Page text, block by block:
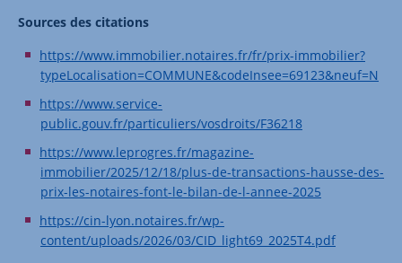
Sources des citations
https://www.immobilier.notaires.fr/fr/prix-immobilier?
typeLocalisation=COMMUNE&codeInsee=69123&neuf=N
https://www.service-
public.gouv.fr/particuliers/vosdroits/F36218
https://www.leprogres.fr/magazine-
immobilier/2025/12/18/plus-de-transactions-hausse-des-
prix-les-notaires-font-le-bilan-de-l-annee-2025
https://cin-lyon.notaires.fr/wp-
content/uploads/2026/03/CID_light69_2025T4.pdf